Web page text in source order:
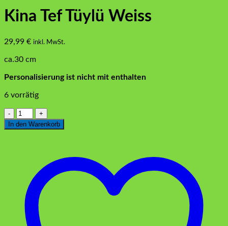
Kina Tef Tüylü Weiss
29,99 € inkl. MwSt.
ca.30 cm
Personalisierung ist nicht mit enthalten
6 vorrätig
Kina
Tef
Tüylü
In den Warenkorb